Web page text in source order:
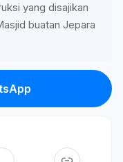
yang disajikan
buatan Jepara